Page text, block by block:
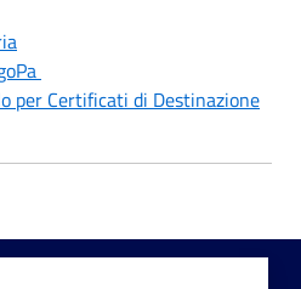
per Certificati di Destinazione